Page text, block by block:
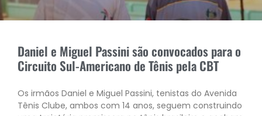
Daniel e Miguel Passini são convocados para o
Circuito Sul-Americano de Tênis pela CBT
Os irmãos Daniel e Miguel Passini, tenistas do Avenida
Tênis Clube, ambos com 14 anos, seguem construindo